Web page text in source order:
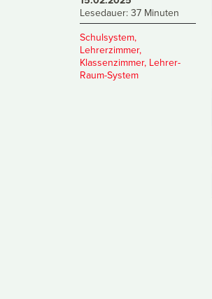
Lesedauer: 37 Minuten
Schulsystem,
Lehrerzimmer,
Klassenzimmer, Lehrer-
Raum-System